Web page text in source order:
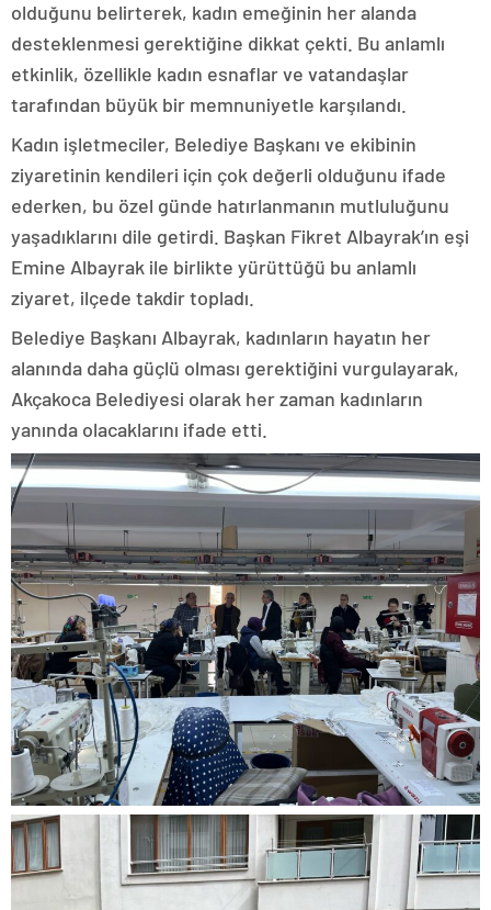
olduğunu belirterek, kadın emeğinin her alanda
desteklenmesi gerektiğine dikkat çekti. Bu anlamlı
etkinlik, özellikle kadın esnaflar ve vatandaşlar
tarafından büyük bir memnuniyetle karşılandı.
Kadın işletmeciler, Belediye Başkanı ve ekibinin
ziyaretinin kendileri için çok değerli olduğunu ifade
ederken, bu özel günde hatırlanmanın mutluluğunu
yaşadıklarını dile getirdi. Başkan Fikret Albayrak’ın eşi
Emine Albayrak ile birlikte yürüttüğü bu anlamlı
ziyaret, ilçede takdir topladı.
Belediye Başkanı Albayrak, kadınların hayatın her
alanında daha güçlü olması gerektiğini vurgulayarak,
Akçakoca Belediyesi olarak her zaman kadınların
yanında olacaklarını ifade etti.